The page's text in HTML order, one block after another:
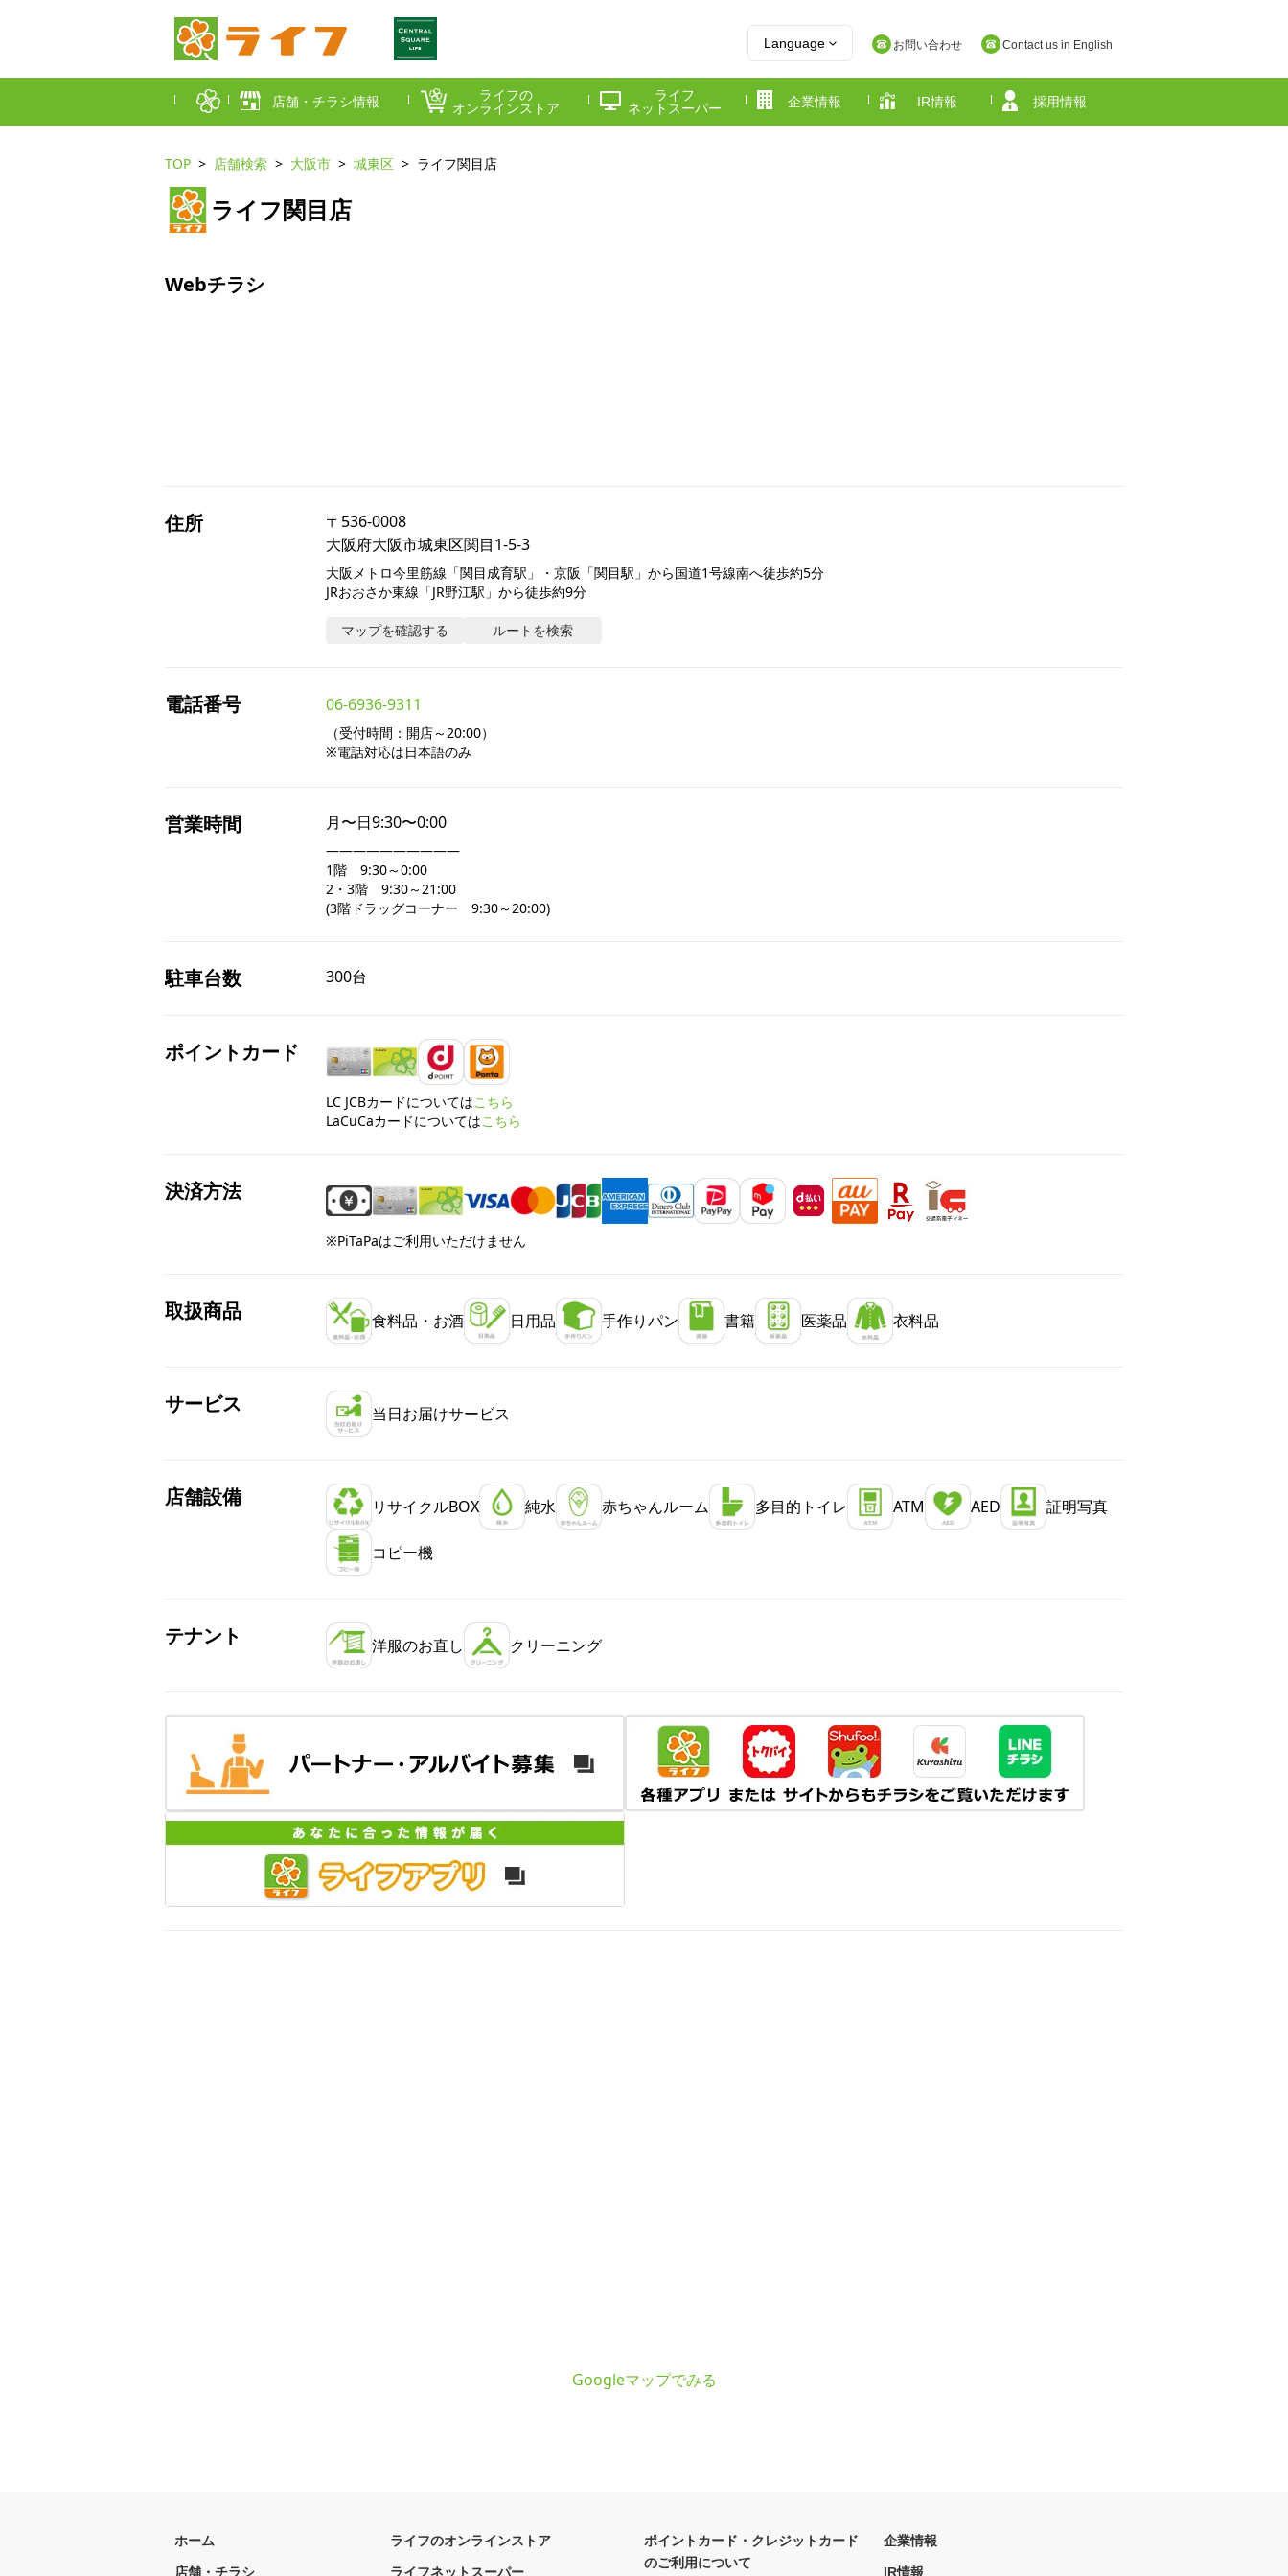
Language お問い合わせ Contact us in English
店舗・チラシ情報
東京都
大阪市
ライフの
オンラインストア
ライフ
ネットスーパー
企業情報 IR情報 採用情報
TOP 店舗検索 大阪市 城東区 ライフ関目店
ライフ関目店
Webチラシ
住所 〒 536-0008
大阪府大阪市城東区関目1-5-3
大阪メトロ今里筋線「関目成育駅」・京阪「関目駅」から国道1号線南へ徒歩約5分
JRおおさか東線「JR野江駅」から徒歩約9分
マップを確認する ルートを検索
電話番号 06-6936-9311
（受付時間：開店～20:00）
※電話対応は日本語のみ
営業時間 月〜日9:30〜0:00
――――――――――
1階　9:30～0:00
2・3階　9:30～21:00
(3階ドラッグコーナー　9:30～20:00)
駐車台数 300台
ポイントカード
LC JCBカードについてはこちら
LaCuCaカードについてはこちら
決済方法
※PiTaPaはご利用いただけません
取扱商品 食料品・お酒 日用品 手作りパン 書籍 医薬品 衣料品
サービス 当日お届けサービス
店舗設備 リサイクルBOX 純水 赤ちゃんルーム 多目的トイレ ATM AED 証明写真
コピー機
テナント 洋服のお直し クリーニング
Googleマップでみる
ホーム
店舗・チラシ
ライフのオンラインストア
ライフネットスーパー
ポイントカード・クレジットカード
のご利用について
企業情報
IR情報